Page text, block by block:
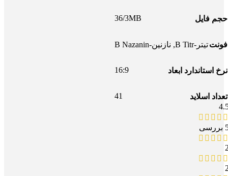
حجم فایل 36/3MB
فونتتیتر-B Titr , نازنین-B Nazanin
نرخ استاندارد ابعاد 16:9
تعداد اسلاید
41